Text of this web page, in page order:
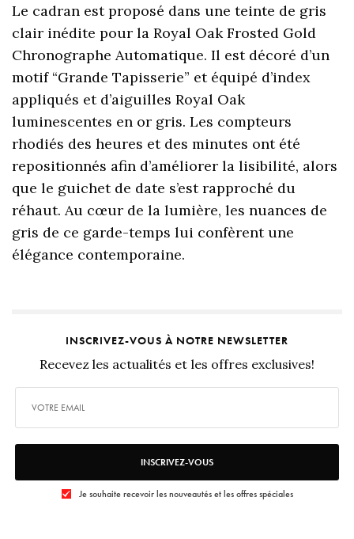
Le cadran est proposé dans une teinte de gris
clair inédite pour la Royal Oak Frosted Gold
Chronographe Automatique. Il est décoré d’un
motif “Grande Tapisserie” et équipé d’index
appliqués et d’aiguilles Royal Oak
luminescentes en or gris. Les compteurs
rhodiés des heures et des minutes ont été
repositionnés afin d’améliorer la lisibilité, alors
que le guichet de date s’est rapproché du
réhaut. Au cœur de la lumière, les nuances de
gris de ce garde-temps lui confèrent une
élégance contemporaine.
INSCRIVEZ-VOUS À NOTRE NEWSLETTER
Recevez les actualités et les offres exclusives!
INSCRIVEZ-VOUS
Je souhaite recevoir les nouveautés et les offres spéciales